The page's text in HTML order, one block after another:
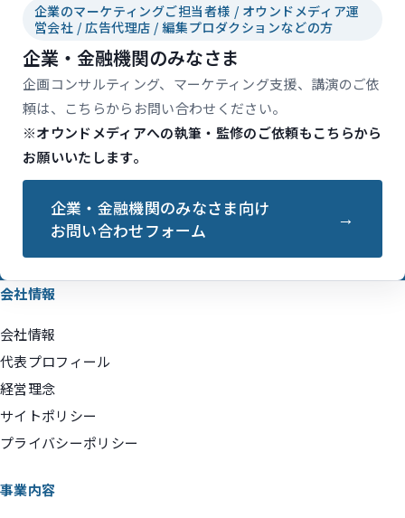
企業のマーケティングご担当者様 / オウンドメディア運
営会社 / 広告代理店 / 編集プロダクションなどの方
企業・金融機関のみなさま
企画コンサルティング、マーケティング支援、講演のご依
頼は、こちらからお問い合わせください。
※オウンドメディアへの執筆・監修のご依頼もこちらから
お願いいたします。
企業・金融機関のみなさま向け
お問い合わせフォーム
会社情報
会社情報
代表プロフィール
経営理念
サイトポリシー
プライバシーポリシー
事業内容